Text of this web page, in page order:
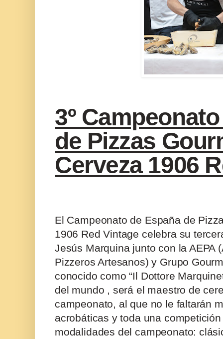
3º
de Pizzas
Cerveza 1906
El Campeonato de España de
1906 Red Vintage celebra su
Jesús Marquina junto con la AEPA
Pizzeros Artesanos) y Grupo
conocido como “Il Dottore
del mundo , será el maestro de
campeonato, al que no le faltarán
acrobáticas y toda una
modalidades del campeonato: